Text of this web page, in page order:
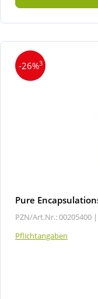
-26%3
Pure
PZN/Art.Nr.: 00205400 |
Pflichtangaben